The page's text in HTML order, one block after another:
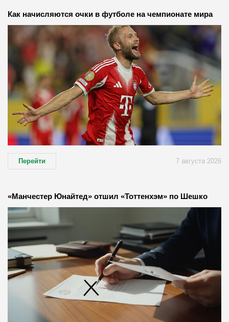
Как начисляются очки в футболе на чемпионате мира
Перейти 7 августа 2026
«Манчестер Юнайтед» отшил «Тоттенхэм» по Шешко